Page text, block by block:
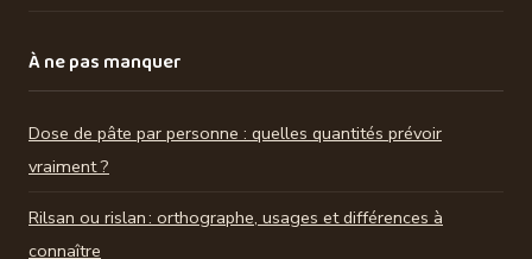
À ne pas manquer
Dose de pâte par personne : quelles quantités prévoir
vraiment ?
Rilsan ou rislan : orthographe, usages et différences à
connaître